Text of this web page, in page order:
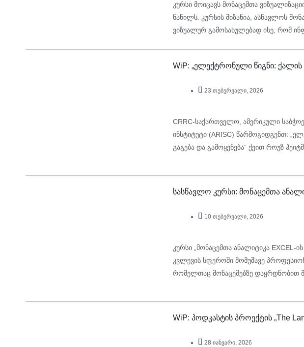
კურსი მოიცავს მონაცემთა
ნაწილს. კურსის მიზანია, ასწავლოს
ვიზუალურ გამოსახულებად ისე, რომ
WiP: „ელექტრონული წიგნი:
23 თებერვალი, 2026
CRRC-საქართველო, ამერიკული
ინსტიტუტი (ARISC) წარმოგიდგენთ:
გაგება და გამოყენება“ ქეით როუზ
სასწავლო კურსი: მონაცემთა
10 თებერვალი, 2026
კურსი „მონაცემთა ანალიტიკა EXCEL-
კვლევის სფეროში მომუშავე
რომელთაც მონაცემებზე დაყრდნობით
WiP: პოდკასტის პროექტის „The
28 იანვარი, 2026